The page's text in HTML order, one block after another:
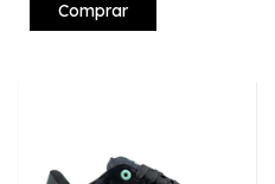
Comprar